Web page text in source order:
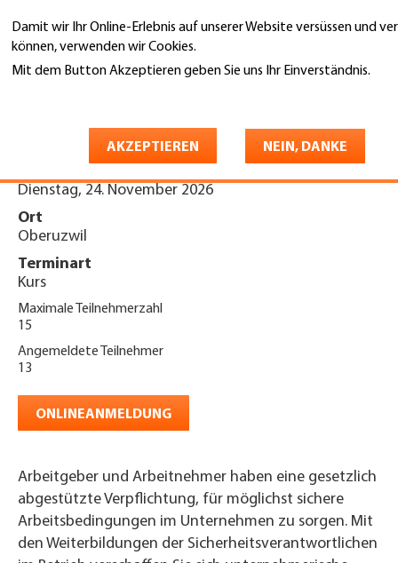
Damit wir Ihr Online-Erlebnis auf unserer Website versüssen und
können, verwenden wir Cookies.
Mit dem Button Akzeptieren geben Sie uns Ihr Einverständnis.
AKZEPTIEREN NEIN, DANKE
zum
Inhalt
Sicherheitstag KOPAS 2026
Dienstag, 24. November 2026
Ort
Oberuzwil
Terminart
Kurs
Maximale Teilnehmerzahl
15
Angemeldete Teilnehmer
13
ONLINEANMELDUNG
Arbeitgeber und Arbeitnehmer haben eine gesetzlich
abgestützte Verpflichtung, für möglichst sichere
Arbeitsbedingungen im Unternehmen zu sorgen. Mit
den Weiterbildungen der Sicherheitsverantwortlichen